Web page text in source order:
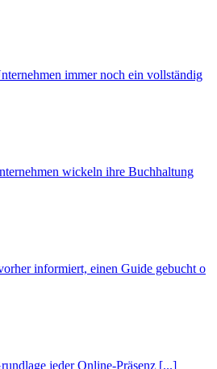
immer noch ein vollständig
wickeln ihre Buchhaltung
informiert, einen Guide gebucht o
jeder Online-Präsenz [...]